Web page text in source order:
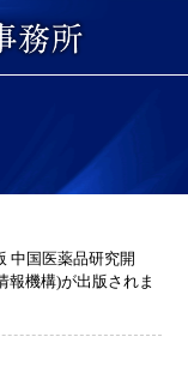
中国医薬品研究開
報機構)が出版されま